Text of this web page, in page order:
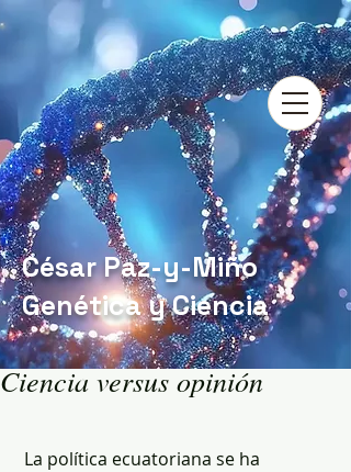
César Paz-y-Miño
Genética y Ciencia
Ciencia versus opinión